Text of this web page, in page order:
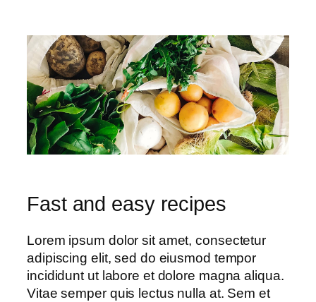
Fast and easy recipes
Lorem ipsum dolor sit amet, consectetur
adipiscing elit, sed do eiusmod tempor
incididunt ut labore et dolore magna aliqua.
Vitae semper quis lectus nulla at. Sem et